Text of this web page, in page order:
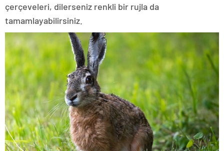
çerçeveleri, dilerseniz renkli bir rujla da
tamamlayabilirsiniz.